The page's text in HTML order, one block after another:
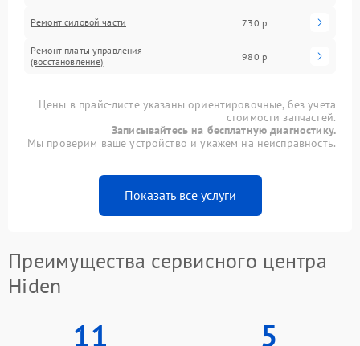
Ремонт силовой части 730 р
Ремонт платы управления
(восстановление)
980 р
Цены в прайс-листе указаны ориентировочные, без учета
стоимости запчастей.
Записывайтесь на бесплатную диагностику.
Мы проверим ваше устройство и укажем на неисправность.
Показать все услуги
Преимущества сервисного центра
Hiden
11 5